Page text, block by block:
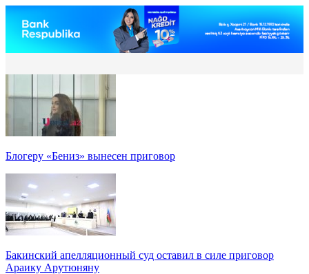
Блогеру «Бениз» вынесен приговор
Бакинский апелляционный суд оставил в силе приговор
Араику Арутюняну